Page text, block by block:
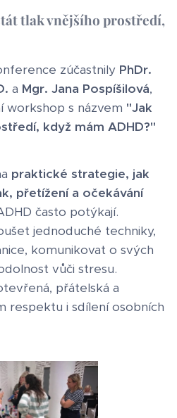
tlak vnějšího prostředí,
zúčastnily PhDr.
a Mgr. Jana Pospíšilová,
s názvem "Jak
když mám ADHD?"
praktické strategie, jak
přetížení a očekávání
často potýkají.
jednoduché techniky,
komunikovat o svých
vůči stresu.
přátelská a
respektu i sdílení osobních